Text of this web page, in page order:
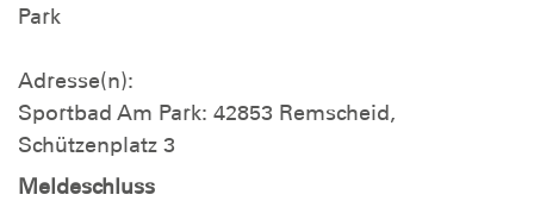
Park
Adresse(n):
Sportbad Am Park: 42853 Remscheid,
Schützenplatz 3
Meldeschluss